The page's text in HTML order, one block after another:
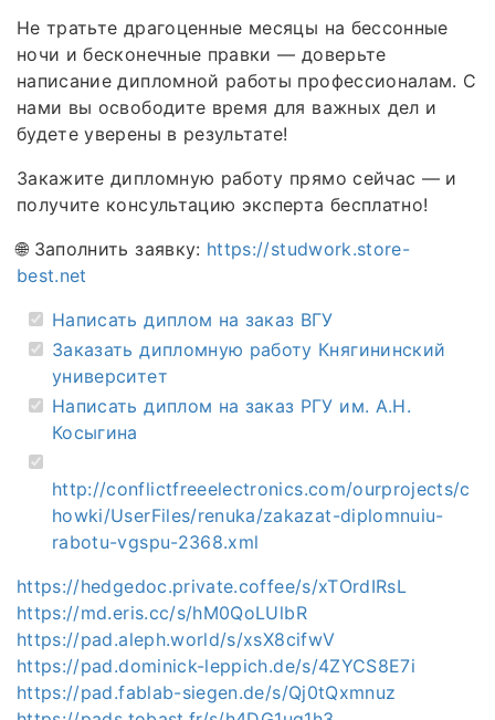
Не тратьте драгоценные месяцы на бессонные
ночи и бесконечные правки — доверьте
написание дипломной работы профессионалам. С
нами вы освободите время для важных дел и
будете уверены в результате!
Закажите дипломную работу прямо сейчас — и
получите консультацию эксперта бесплатно!
🌐 Заполнить заявку: https://studwork.store-
best.net
Написать диплом на заказ ВГУ
Заказать дипломную работу Княгининский
университет
Написать диплом на заказ РГУ им. А.Н.
Косыгина
http://conflictfreeelectronics.com/ourprojects/c
howki/UserFiles/renuka/zakazat-diplomnuiu-
rabotu-vgspu-2368.xml
https://hedgedoc.private.coffee/s/xTOrdIRsL
https://md.eris.cc/s/hM0QoLUlbR
https://pad.aleph.world/s/xsX8cifwV
https://pad.dominick-leppich.de/s/4ZYCS8E7i
https://pad.fablab-siegen.de/s/Qj0tQxmnuz